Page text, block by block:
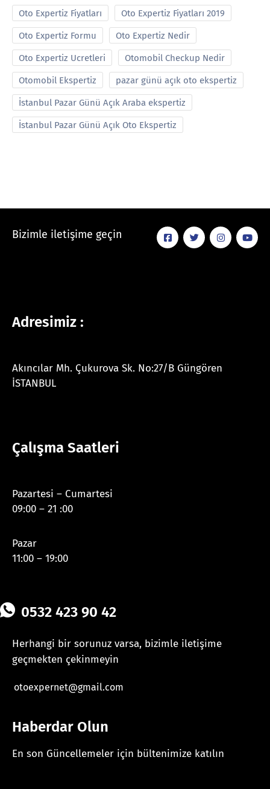
Oto Expertiz Fiyatları Oto Expertiz Fiyatları 2019
Oto Expertiz Formu Oto Expertiz Nedir
Oto Expertiz Ucretleri Otomobil Checkup Nedir
Otomobil Ekspertiz pazar günü açık oto ekspertiz
İstanbul Pazar Günü Açık Araba ekspertiz
İstanbul Pazar Günü Açık Oto Ekspertiz
Bizimle iletişime geçin
Adresimiz :
Akıncılar Mh. Çukurova Sk. No:27/B Güngören
İSTANBUL
Çalışma Saatleri
Pazartesi – Cumartesi
09:00 – 21 :00
Pazar
11:00 – 19:00
0532 423 90 42
Herhangi bir sorunuz varsa, bizimle iletişime
geçmekten çekinmeyin
otoexpernet@gmail.com
Haberdar Olun
En son Güncellemeler için bültenimize katılın